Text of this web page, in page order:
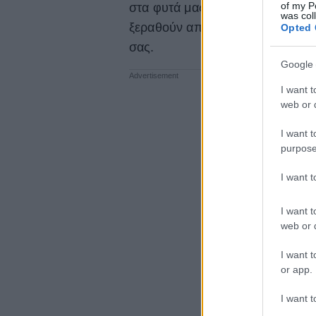
of my
was
Opted
Google
I want
web or
I want
I want
I want
web or
I want
or app.
I want
στα φυτά μας να αναπνέουν.
ξεραθούν απλά κόψτε τα και
σας.